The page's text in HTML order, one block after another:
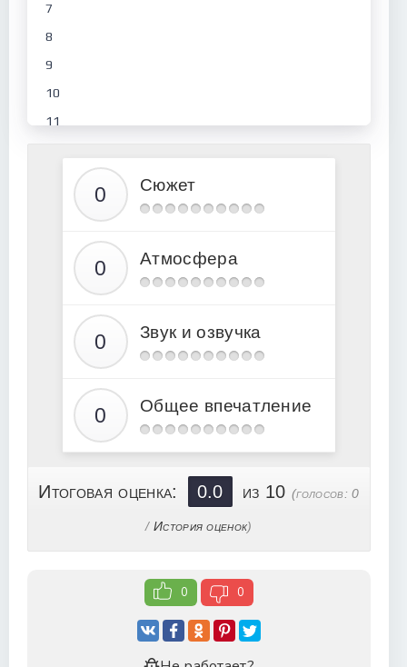
7
8
9
10
11
24
Сюжет
Атмосфера
Звук и озвучка
Общее впечатление
Итоговая оценка: 0.0 из 10(голосов:0
/ История оценок)
0 0